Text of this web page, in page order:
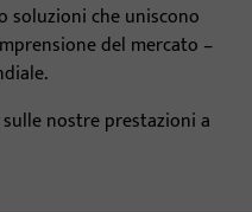
soluzioni che uniscono
del mercato –
nostre prestazioni a